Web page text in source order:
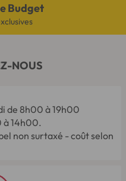
Budget
NOUS
de 8h00 à 19h00
à 14h00.
non surtaxé - coût selon